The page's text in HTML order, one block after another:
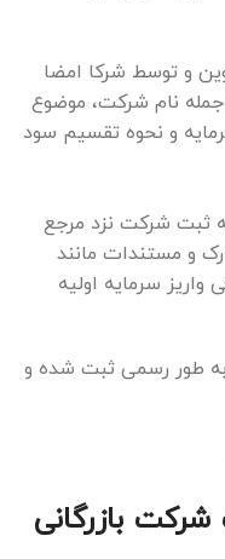
و توسط شرکا امضا
نام شرکت، موضوع
و نحوه تقسیم سود
ثبت شرکت نزد مرجع
و مستندات مانند
سرمایه اولیه
طور رسمی ثبت شده و
شرکت بازرگانی